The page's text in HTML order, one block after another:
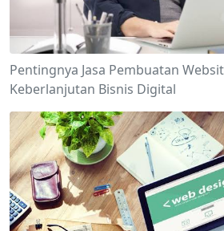
Pentingnya Jasa Pembuatan
Keberlanjutan Bisnis Digital